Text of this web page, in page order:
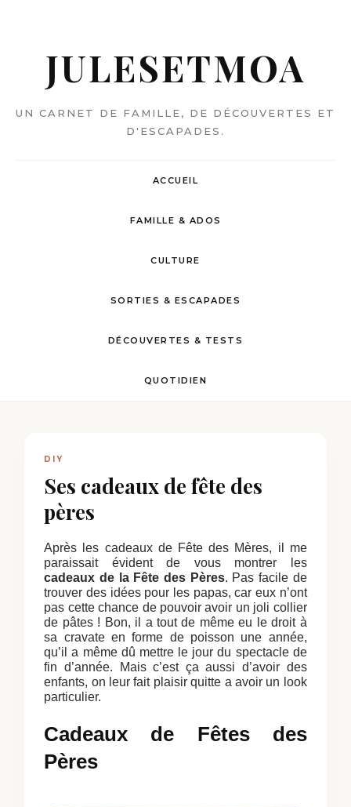
JULESETMOA
UN CARNET DE FAMILLE, DE DÉCOUVERTES ET
D'ESCAPADES.
ACCUEIL
FAMILLE & ADOS
CULTURE
SORTIES & ESCAPADES
DÉCOUVERTES & TESTS
QUOTIDIEN
DIY
Ses cadeaux de fête des
pères
Après les cadeaux de Fête des Mères, il me
paraissait évident de vous montrer les
cadeaux de la Fête des Pères. Pas facile de
trouver des idées pour les papas, car eux n’ont
pas cette chance de pouvoir avoir un joli collier
de pâtes ! Bon, il a tout de même eu le droit à
sa cravate en forme de poisson une année,
qu’il a même dû mettre le jour du spectacle de
fin d’année. Mais c’est ça aussi d’avoir des
enfants, on leur fait plaisir quitte a avoir un look
particulier.
Cadeaux de Fêtes des
Pères